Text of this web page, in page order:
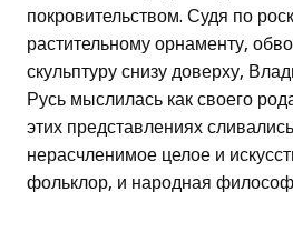
покровительством. Судя по
растительному орнаменту,
скульптуру снизу доверху,
Русь мыслилась как своего
этих представлениях
нерасчленимое целое и
фольклор, и народная